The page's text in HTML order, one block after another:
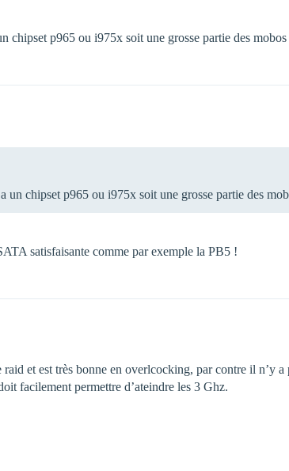
chipset p965 ou i975x soit une grosse partie des
un chipset p965 ou i975x soit une grosse partie des
satisfaisante comme par exemple la PB5 !
et est très bonne en overlcocking, par contre il n’y
facilement permettre d’ateindre les 3 Ghz.